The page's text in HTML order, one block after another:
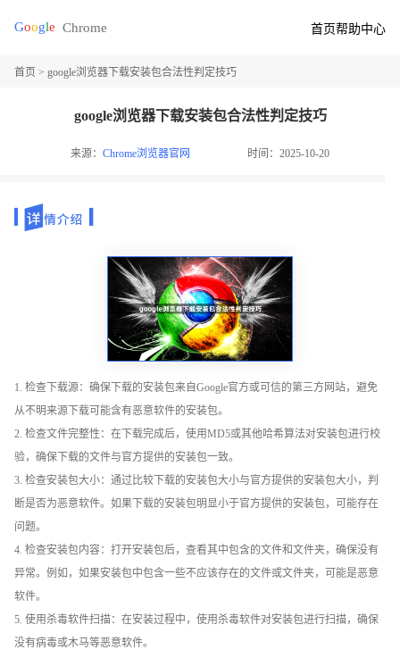
首页帮助中心
首页 > google浏览器下载安装包合法性判定技巧
google浏览器下载安装包合法性判定技巧
来源：Chrome浏览器官网 时间：2025-10-20
1. 检查下载源：确保下载的安装包来自Google官方或可信的第三方网站，避免
从不明来源下载可能含有恶意软件的安装包。
2. 检查文件完整性：在下载完成后，使用MD5或其他哈希算法对安装包进行校
验，确保下载的文件与官方提供的安装包一致。
3. 检查安装包大小：通过比较下载的安装包大小与官方提供的安装包大小，判
断是否为恶意软件。如果下载的安装包明显小于官方提供的安装包，可能存在
问题。
4. 检查安装包内容：打开安装包后，查看其中包含的文件和文件夹，确保没有
异常。例如，如果安装包中包含一些不应该存在的文件或文件夹，可能是恶意
软件。
5. 使用杀毒软件扫描：在安装过程中，使用杀毒软件对安装包进行扫描，确保
没有病毒或木马等恶意软件。